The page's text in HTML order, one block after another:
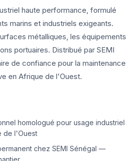
haute performance, formulé
marins et industriels exigeants.
métalliques, les équipements
portuaires. Distribué par SEMI
de confiance pour la maintenance
en Afrique de l'Ouest.
homologué pour usage industriel
de l'Ouest
chez SEMI Sénégal —